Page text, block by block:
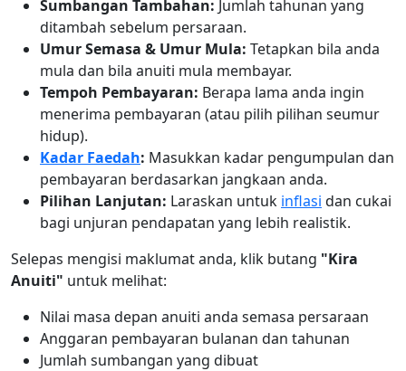
Sumbangan Tambahan: Jumlah tahunan yang
ditambah sebelum persaraan.
Umur Semasa & Umur Mula: Tetapkan bila anda
mula dan bila anuiti mula membayar.
Tempoh Pembayaran: Berapa lama anda ingin
menerima pembayaran (atau pilih pilihan seumur
hidup).
Kadar Faedah: Masukkan kadar pengumpulan dan
pembayaran berdasarkan jangkaan anda.
Pilihan Lanjutan: Laraskan untuk inflasi dan cukai
bagi unjuran pendapatan yang lebih realistik.
Selepas mengisi maklumat anda, klik butang "Kira
Anuiti" untuk melihat:
Nilai masa depan anuiti anda semasa persaraan
Anggaran pembayaran bulanan dan tahunan
Jumlah sumbangan yang dibuat